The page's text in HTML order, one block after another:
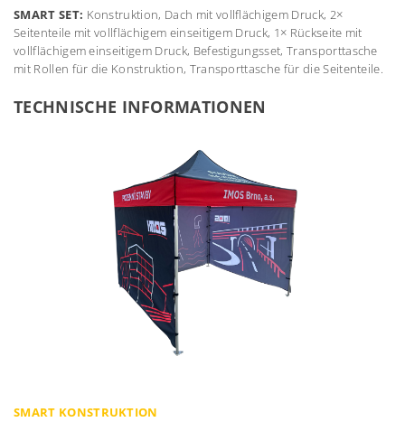
SMART SET: Konstruktion, Dach mit vollflächigem Druck, 2×
Seitenteile mit vollflächigem einseitigem Druck, 1× Rückseite mit
vollflächigem einseitigem Druck, Befestigungsset, Transporttasche
mit Rollen für die Konstruktion, Transporttasche für die Seitenteile.
TECHNISCHE INFORMATIONEN
SMART KONSTRUKTION